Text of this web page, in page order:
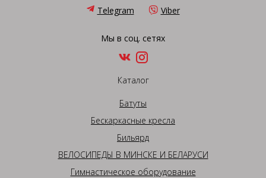
Telegram Viber
Мы в соц. сетях
Каталог
Батуты
Бескаркасные кресла
Бильярд
ВЕЛОСИПЕДЫ В МИНСКЕ И БЕЛАРУСИ
Гимнастическое оборудование